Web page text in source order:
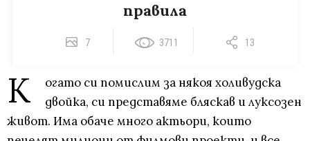
правила
7 3711 13
К
огато си помислим за някоя холивудска
двойка, си представяме бляскав и луксозен
живот. Има обаче много актьори, които